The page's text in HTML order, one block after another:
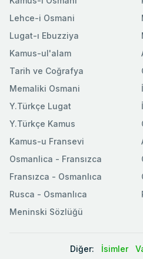
Lehce-i Osmani
Lugat-ı Ebuzziya
Kamus-ul'alam
Tarih ve Coğrafya
Memaliki Osmani
Y.Türkçe Lugat
Y.Türkçe Kamus
Kamus-u Fransevi
Osmanlica - Fransızca
Fransızca - Osmanlıca
Rusca - Osmanlıca
Meninski Sözlüğü
Diğer: İsimler